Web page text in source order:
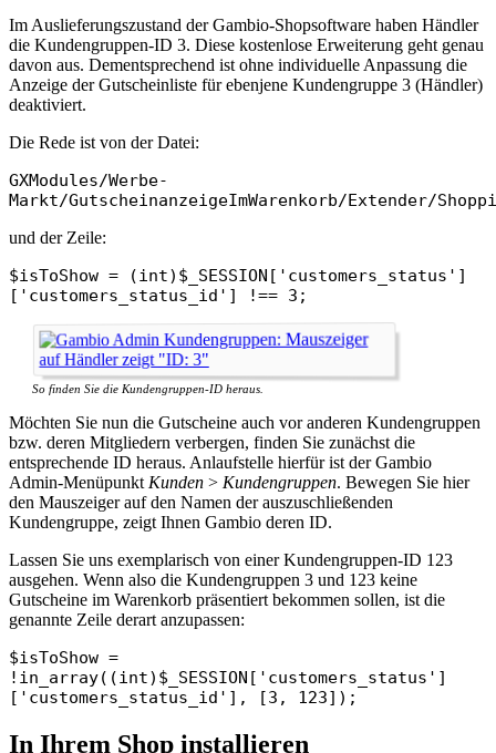
Im Auslieferungszustand der Gambio-Shopsoftware haben Händler
die Kundengruppen-ID 3. Diese kostenlose Erweiterung geht genau
davon aus. Dementsprechend ist ohne individuelle Anpassung die
Anzeige der Gutscheinliste für ebenjene Kundengruppe 3 (Händler)
deaktiviert.
Die Rede ist von der Datei:
GXModules/Werbe-
Markt/GutscheinanzeigeImWarenkorb/Extender/
und der Zeile:
$isToShow = (int)$_SESSION['customers_status']
['customers_status_id'] !== 3;
So finden Sie die Kundengruppen-ID heraus.
Möchten Sie nun die Gutscheine auch vor anderen Kundengruppen
bzw. deren Mitgliedern verbergen, finden Sie zunächst die
entsprechende ID heraus. Anlaufstelle hierfür ist der Gambio
Admin-Menüpunkt Kunden > Kundengruppen. Bewegen Sie hier
den Mauszeiger auf den Namen der auszuschließenden
Kundengruppe, zeigt Ihnen Gambio deren ID.
Lassen Sie uns exemplarisch von einer Kundengruppen-ID 123
ausgehen. Wenn also die Kundengruppen 3 und 123 keine
Gutscheine im Warenkorb präsentiert bekommen sollen, ist die
genannte Zeile derart anzupassen:
$isToShow =
!in_array((int)$_SESSION['customers_status']
['customers_status_id'], [3, 123]);
In Ihrem Shop installieren